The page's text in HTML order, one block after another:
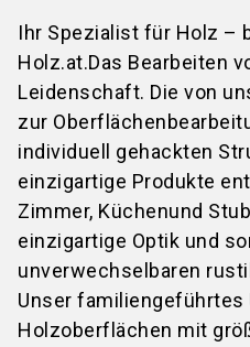
Ihr Spezialist für Holz –
Holz.at.Das Bearbeiten
Leidenschaft. Die von
zur
individuell gehackten
einzigartige Produkte
Zimmer, Küchenund
einzigartige Optik und
unverwechselbaren
Unser
Holzoberflächen mit